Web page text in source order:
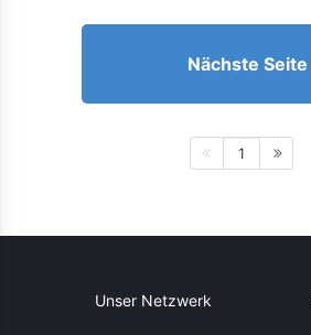
Nächste Seite
1
Unser Netzwerk